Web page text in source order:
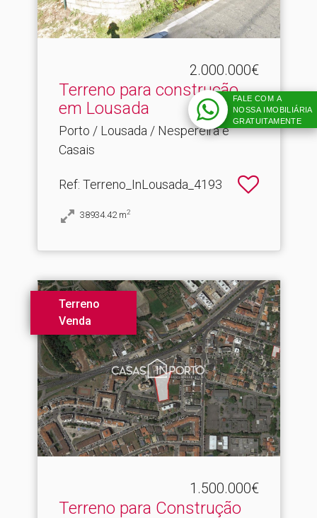
2.000.000€
Terreno para construção
em Lousada
Porto / Lousada / Nespereira e
Casais
Ref: Terreno_InLousada_4193
38934.42 m2
Terreno
Venda
1.500.000€
Terreno para Construção
FALE COM A
NOSSA IMOBILIÁRIA
GRATUITAMENTE